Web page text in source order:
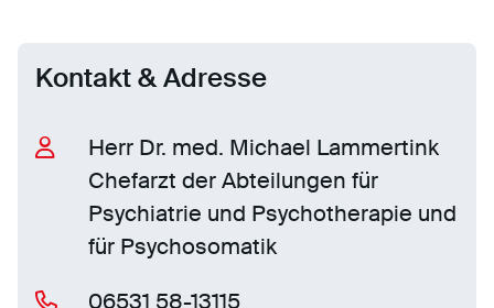
Kontakt & Adresse
Herr Dr. med. Michael Lammertink
Chefarzt der Abteilungen für
Psychiatrie und Psychotherapie und
für Psychosomatik
06531 58-13115